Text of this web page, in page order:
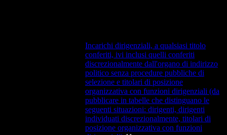
Incarichi dirigenziali, a qualsiasi titolo
conferiti, ivi inclusi quelli conferiti
discrezionalmente dall'organo di indirizzo
politico senza procedure pubbliche di
selezione e titolari di posizione
organizzativa con funzioni dirigenziali (da
pubblicare in tabelle che distinguano le
seguenti situazioni: dirigenti, dirigenti
individuati discrezionalmente, titolari di
posizione organizzativa con funzioni